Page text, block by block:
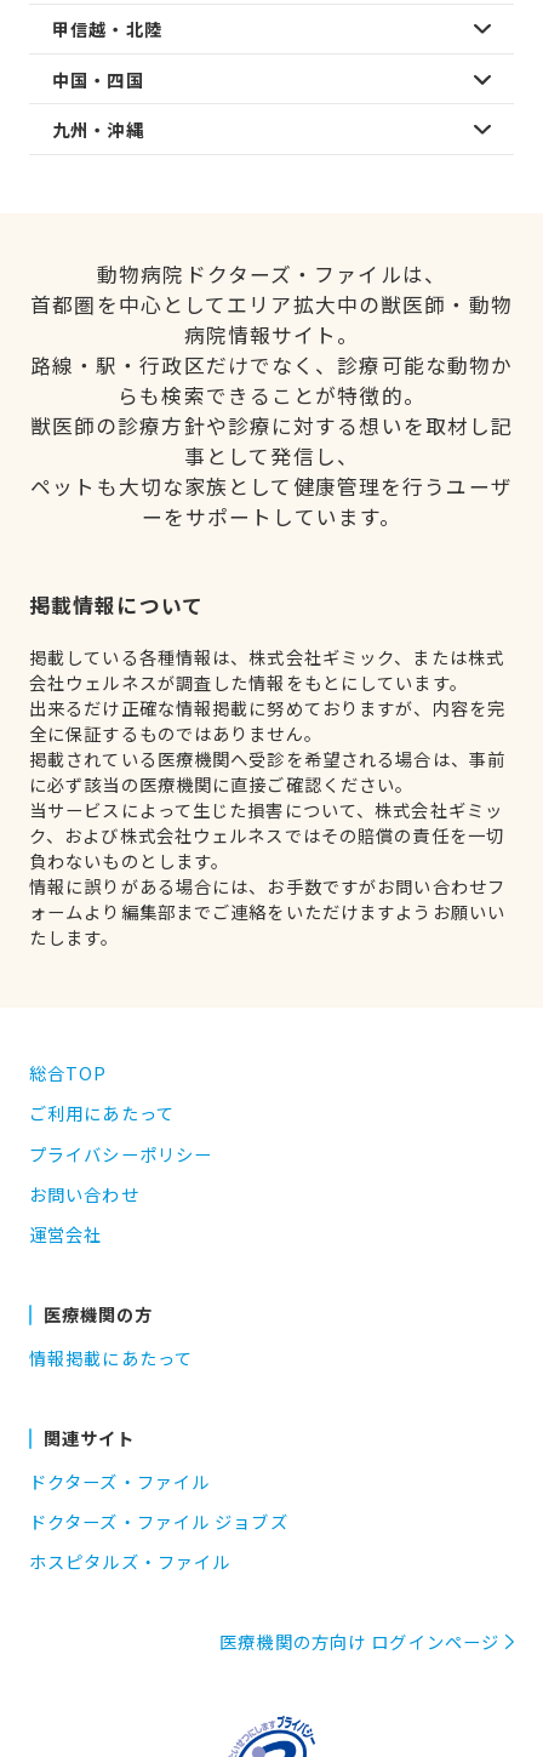
甲信越・北陸
中国・四国
九州・沖縄
動物病院ドクターズ・ファイルは、
首都圏を中心としてエリア拡大中の獣医師・動物
病院情報サイト。
路線・駅・行政区だけでなく、診療可能な動物か
らも検索できることが特徴的。
獣医師の診療方針や診療に対する想いを取材し記
事として発信し、
ペットも大切な家族として健康管理を行うユーザ
ーをサポートしています。
掲載情報について
掲載している各種情報は、株式会社ギミック、または株式
会社ウェルネスが調査した情報をもとにしています。
出来るだけ正確な情報掲載に努めておりますが、内容を完
全に保証するものではありません。
掲載されている医療機関へ受診を希望される場合は、事前
に必ず該当の医療機関に直接ご確認ください。
当サービスによって生じた損害について、株式会社ギミッ
ク、および株式会社ウェルネスではその賠償の責任を一切
負わないものとします。
情報に誤りがある場合には、お手数ですがお問い合わせフ
ォームより編集部までご連絡をいただけますようお願いい
たします。
総合TOP
ご利用にあたって
プライバシーポリシー
お問い合わせ
運営会社
医療機関の方
情報掲載にあたって
関連サイト
ドクターズ・ファイル
ドクターズ・ファイル ジョブズ
ホスピタルズ・ファイル
医療機関の方向け ログインページ